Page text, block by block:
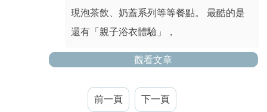
現泡茶飲、奶蓋系列等等餐點。 最酷的是
還有「親子浴衣體驗」，
觀看文章
前一頁 下一頁